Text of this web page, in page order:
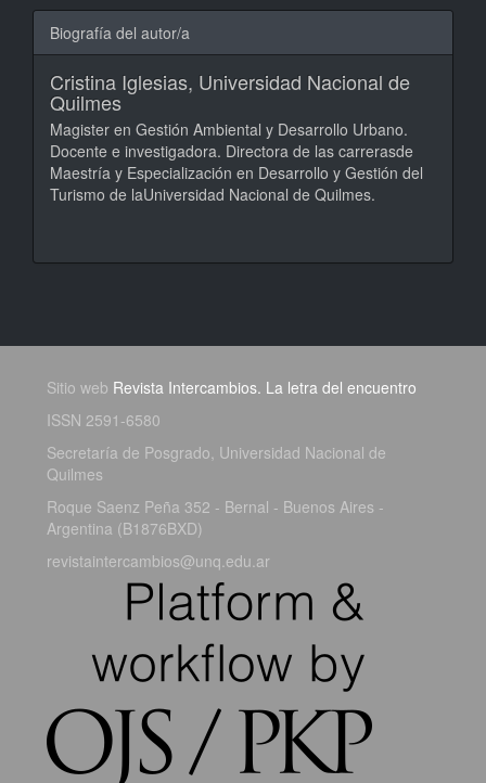
Biografía del autor/a
Cristina Iglesias, Universidad Nacional de
Quilmes
Magister en Gestión Ambiental y Desarrollo Urbano.
Docente e investigadora. Directora de las carrerasde
Maestría y Especialización en Desarrollo y Gestión del
Turismo de laUniversidad Nacional de Quilmes.
Sitio web Revista Intercambios. La letra del encuentro
ISSN 2591-6580
Secretaría de Posgrado, Universidad Nacional de
Quilmes
Roque Saenz Peña 352 - Bernal - Buenos Aires -
Argentina (B1876BXD)
revistaintercambios@unq.edu.ar